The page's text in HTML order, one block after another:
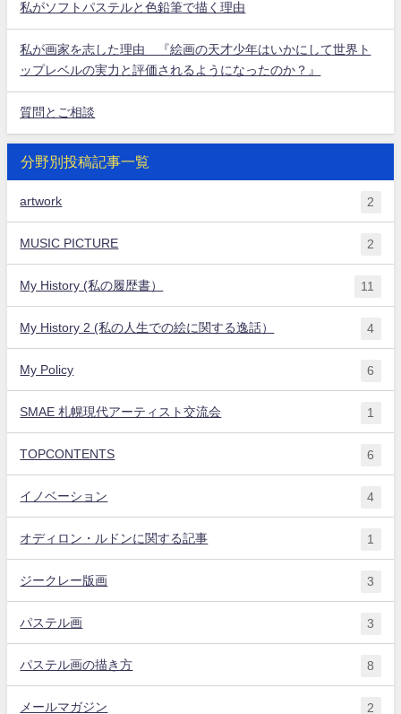
私がソフトパステルと色鉛筆で描く理由
私が画家を志した理由 『絵画の天才少年はいかにして世界ト
ップレベルの実力と評価されるようになったのか？』
質問とご相談
分野別投稿記事一覧
artwork 2
MUSIC PICTURE 2
My History (私の履歴書） 11
My History 2 (私の人生での絵に関する逸話） 4
My Policy 6
SMAE 札幌現代アーティスト交流会 1
TOPCONTENTS 6
イノベーション 4
オディロン・ルドンに関する記事 1
ジークレー版画 3
パステル画 3
パステル画の描き方 8
メールマガジン 2